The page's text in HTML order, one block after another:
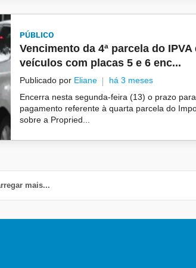
PÚBLICO
Vencimento da 4ª parcela do IPVA
veículos com placas 5 e 6 enc...
Publicado por Eliane
há 3 meses
Encerra nesta segunda-feira (13) o prazo para
pagamento referente à quarta parcela do
sobre a Propried...
mais...